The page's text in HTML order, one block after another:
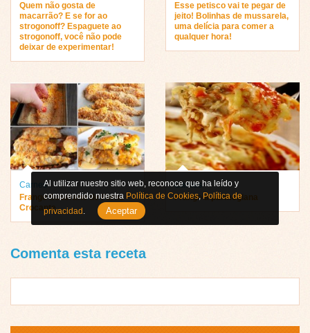
Quem não gosta de
macarrão? E se for ao
strogonoff? Espaguete ao
strogonoff, você não pode
deixar de experimentar!
Esse petisco vai te pegar de
jeito! Bolinhas de mussarela,
uma delícia para comer a
qualquer hora!
Carnes
Frango Soberano de Forno
Crocante
Carnes
Frango à parmegiana
Comenta esta receta
Al utilizar nuestro sitio web, reconoce que ha leído y
comprendido nuestra Política de Cookies Política de
privacidad
Aceptar